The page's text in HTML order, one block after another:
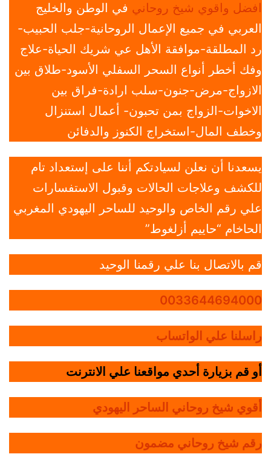
افضل واقوي شيخ روحاني في الوطن والخليج
العربي في جميع الإعمال الروحانية-جلب الحبيب-
رد المطلقة-موافقة الأهل عي شريك الحياة-علاج
وفك أخطر أنواع السحر السفلي الأسود-طلاق بين
الازواج-مرض-جنون-سلب ارادة-فراق بين
الاخوات-الزواج بمن تحبون- أعمال استنزال
وخطف المال-استخراج الكنوز والدفائن
يسعدنا أن نعلن لسيادتكم أننا على إستعداد تام
للكشف وعلاجات الحالات وقبول الاستفسارات
علي رقم الخاص والوحيد للساحر اليهودي المغربي
الحاخام “حاييم أزلغوط”
قم بالاتصال بنا علي رقمنا الوحيد
0033644694000
راسلنا علي الواتساب
أو قم بزيارة أحدي مواقعنا علي الانترنت
أقوي شيخ روحاني الساحر اليهودي
رقم شيخ روحاني مضمون